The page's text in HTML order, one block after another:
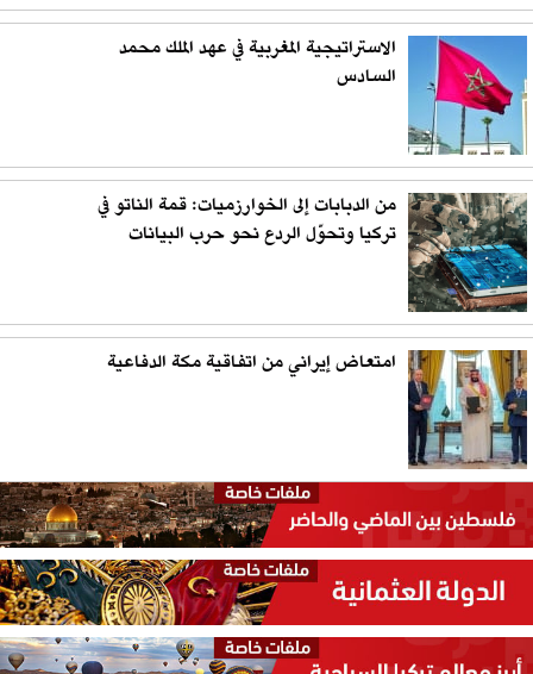
الاستراتيجية المغربية في عهد الملك محمد
السادس
من الدبابات إلى الخوارزميات: قمة الناتو في
تركيا وتحوّل الردع نحو حرب البيانات
امتعاض إيراني من اتفاقية مكة الدفاعية